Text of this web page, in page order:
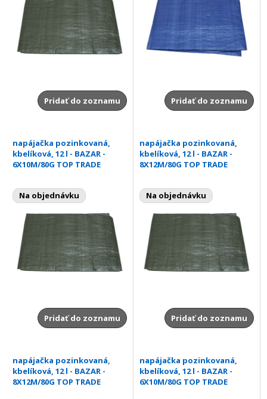
Pridať do zoznamu Pridať do zoznamu
napájačka pozinkovaná,
kbelíková, 12 l - BAZAR -
6X10M/80G TOP TRADE
Na objednávku
Pridať do zoznamu
napájačka pozinkovaná,
kbelíková, 12 l - BAZAR -
8X12M/80G TOP TRADE
Na objednávku
Pridať do zoznamu
napájačka pozinkovaná,
kbelíková, 12 l - BAZAR -
8X12M/80G TOP TRADE
napájačka pozinkovaná,
kbelíková, 12 l - BAZAR -
6X10M/80G TOP TRADE